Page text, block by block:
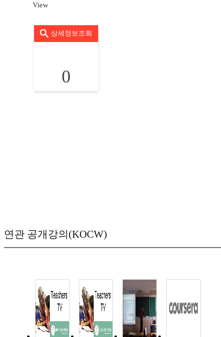
View
상세정보조회
0
연관 공개강의(KOCW)